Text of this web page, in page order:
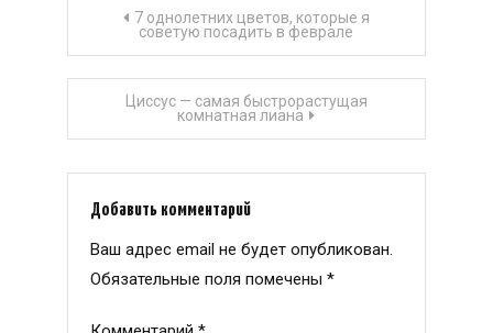
Навигация
по
записям
7 однолетних цветов, которые я
советую посадить в феврале
Циссус — самая быстрорастущая
комнатная лиана
Добавить комментарий
Ваш адрес email не будет опубликован.
Обязательные поля помечены *